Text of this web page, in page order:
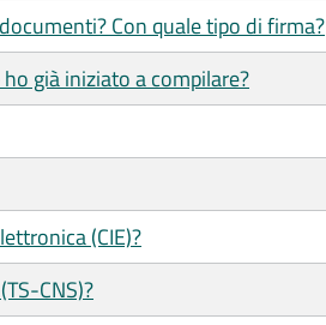
Con quale tipo di firma?
già iniziato a compilare?
(CIE)?
CNS)?